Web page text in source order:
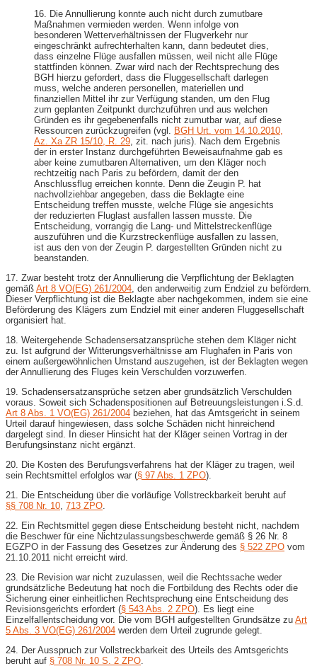
16. Die Annullierung konnte auch nicht durch zumutbare
Maßnahmen vermieden werden. Wenn infolge von
besonderen Wetterverhältnissen der Flugverkehr nur
eingeschränkt aufrechterhalten kann, dann bedeutet dies,
dass einzelne Flüge ausfallen müssen, weil nicht alle Flüge
stattfinden können. Zwar wird nach der Rechtsprechung des
BGH hierzu gefordert, dass die Fluggesellschaft darlegen
muss, welche anderen personellen, materiellen und
finanziellen Mittel ihr zur Verfügung standen, um den Flug
zum geplanten Zeitpunkt durchzuführen und aus welchen
Gründen es ihr gegebenenfalls nicht zumutbar war, auf diese
Ressourcen zurückzugreifen (vgl. BGH Urt. vom 14.10.2010,
Az. Xa ZR 15/10, R. 29 , zit. nach juris). Nach dem Ergebnis
der in erster Instanz durchgeführten Beweisaufnahme gab es
aber keine zumutbaren Alternativen, um den Kläger noch
rechtzeitig nach Paris zu befördern, damit der den
Anschlussflug erreichen konnte. Denn die Zeugin P. hat
nachvollziehbar angegeben, dass die Beklagte eine
Entscheidung treffen musste, welche Flüge sie angesichts
der reduzierten Fluglast ausfallen lassen musste. Die
Entscheidung, vorrangig die Lang- und Mittelstreckenflüge
auszuführen und die Kurzstreckenflüge ausfallen zu lassen,
ist aus den von der Zeugin P. dargestellten Gründen nicht zu
beanstanden.
17. Zwar besteht trotz der Annullierung die Verpflichtung der Beklagten
gemäß Art 8 VO(EG) 261/2004 , den anderweitig zum Endziel zu befördern.
Dieser Verpflichtung ist die Beklagte aber nachgekommen, indem sie eine
Beförderung des Klägers zum Endziel mit einer anderen Fluggesellschaft
organisiert hat.
18. Weitergehende Schadensersatzansprüche stehen dem Kläger nicht
zu. Ist aufgrund der Witterungsverhältnisse am Flughafen in Paris von
einem außergewöhnlichen Umstand auszugehen, ist der Beklagten wegen
der Annullierung des Fluges kein Verschulden vorzuwerfen.
19. Schadensersatzansprüche setzen aber grundsätzlich Verschulden
voraus. Soweit sich Schadenspositionen auf Betreuungsleistungen i.S.d.
Art 8 Abs. 1 VO(EG) 261/2004 beziehen, hat das Amtsgericht in seinem
Urteil darauf hingewiesen, dass solche Schäden nicht hinreichend
dargelegt sind. In dieser Hinsicht hat der Kläger seinen Vortrag in der
Berufungsinstanz nicht ergänzt.
20. Die Kosten des Berufungsverfahrens hat der Kläger zu tragen, weil
sein Rechtsmittel erfolglos war (§ 97 Abs. 1 ZPO).
21. Die Entscheidung über die vorläufige Vollstreckbarkeit beruht auf
§§ 708 Nr. 10 713 ZPO
22. Ein Rechtsmittel gegen diese Entscheidung besteht nicht, nachdem
die Beschwer für eine Nichtzulassungsbeschwerde gemäß § 26 Nr. 8
EGZPO in der Fassung des Gesetzes zur Änderung des § 522 ZPO vom
21.10.2011 nicht erreicht wird.
23. Die Revision war nicht zuzulassen, weil die Rechtssache weder
grundsätzliche Bedeutung hat noch die Fortbildung des Rechts oder die
Sicherung einer einheitlichen Rechtsprechung eine Entscheidung des
Revisionsgerichts erfordert (§ 543 Abs. 2 ZPO). Es liegt eine
Einzelfallentscheidung vor. Die vom BGH aufgestellten Grundsätze zu Art
5 Abs. 3 VO(EG) 261/2004 werden dem Urteil zugrunde gelegt.
24. Der Ausspruch zur Vollstreckbarkeit des Urteils des Amtsgerichts
beruht auf § 708 Nr. 10 S. 2 ZPO